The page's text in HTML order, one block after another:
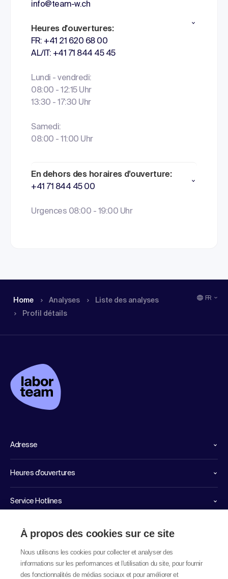
info@team-w.ch
Heures d'ouvertures:
FR: +41 21 620 68 00
AL/IT: +41 71 844 45 45
Lundi - vendredi:
08:00 - 12:15 Uhr
13:30 - 17:30 Uhr
Samedi:
08:00 - 11:00 Uhr
En dehors des horaires d’ouverture:
+41 71 844 45 00
Urgences 08:00 - 19:00 Uhr
Home Analyses
Liste des analyses
Profil détails
FR
Adresse
Heures d'ouvertures
Service Hotlines
Liens importants
À propos des cookies sur ce site
Nous utilisons les cookies pour collecter et analyser des
informations sur les performances et l'utilisation du site, pour fournir
des fonctionnalités de médias sociaux et pour améliorer et